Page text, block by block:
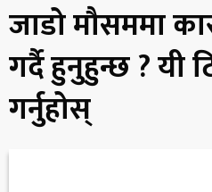
जाडो मौसममा
गर्दै हुनुहुन्छ ? यी
गर्नुहोस्